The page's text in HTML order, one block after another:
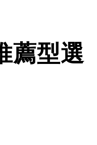
薦型選